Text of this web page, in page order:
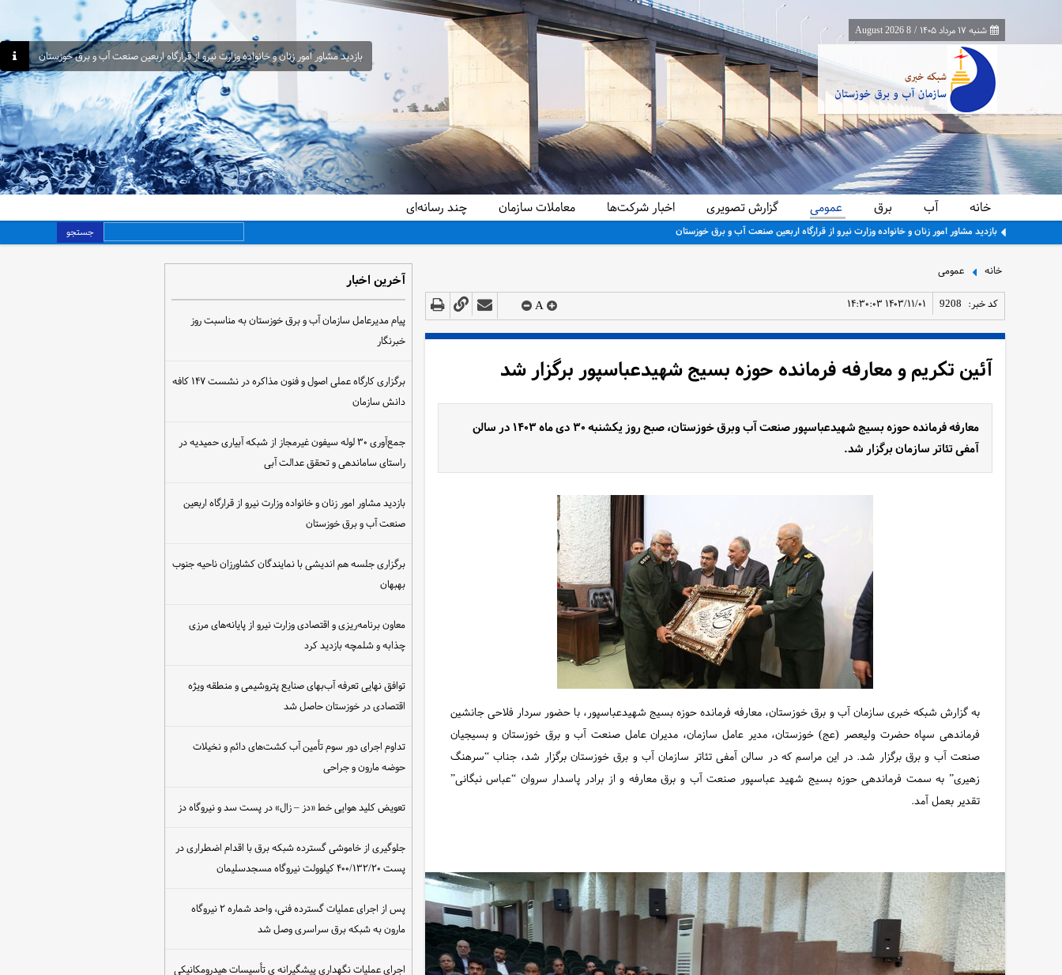
شنبه ۱۷ مرداد ۱۴۰۵ /
8 August 2026
بازدید مشاور امور زنان و خانواده وزارت نیرو از قرارگاه اربعین صنعت آب و برق خوزستان
خانه آب برق عمومی گزارش تصویری اخبار شرکت‌ها معاملات سازمان چند رسانه‌ای
برگزاری جلسه هم اندیشی با نمایندگان کشاورزان ناحیه جنوب بهبهان جستجو
خانه عمومی
کد خبر: 9208 ۱۴۰۳/۱۱/۰۱ ۱۴:۳۰:۰۳ A
آئین تکریم و معارفه فرمانده حوزه بسیج شهیدعباسپور برگزار شد
معارفه فرمانده حوزه بسیج شهیدعباسپور صنعت آب وبرق خوزستان، صبح روز یکشنبه ۳۰ دی ماه ۱۴۰۳ در سالن
آمفی تئاتر سازمان برگزار شد.
به گزارش شبکه خبری سازمان آب و برق خوزستان، معارفه فرمانده حوزه بسیج شهیدعباسپور، با حضور سردار فلاحی جانشین
فرماندهی سپاه حضرت ولیعصر (عج) خوزستان، مدیر عامل سازمان، مدیران عامل صنعت آب و برق خوزستان و بسیجیان
صنعت آب و برق برگزار شد. در این مراسم که در سالن آمفی تئاتر سازمان آب و برق خوزستان برگزار شد، جناب “سرهنگ
زهیری” به سمت فرماندهی حوزه بسیج‌ شهید عباسپور صنعت آب و برق معارفه و از برادر پاسدار سروان “عباس نبگانی”
تقدیر بعمل آمد.
آخرین اخبار
پیام مدیرعامل سازمان آب و برق خوزستان به مناسبت روز
خبرنگار
برگزاری کارگاه عملی اصول و فنون مذاکره در نشست ۱۴۷ کافه
دانش سازمان
جمع‌آوری ۳۰ لوله سیفون غیرمجاز از شبکه آبیاری حمیدیه در
راستای ساماندهی و تحقق عدالت آبی
بازدید مشاور امور زنان و خانواده وزارت نیرو از قرارگاه اربعین
صنعت آب و برق خوزستان
برگزاری جلسه هم اندیشی با نمایندگان کشاورزان ناحیه جنوب
بهبهان
معاون برنامه‌ریزی و اقتصادی وزارت نیرو از پایانه‌های مرزی
چذابه و شلمچه بازدید کرد
توافق نهایی تعرفه آب‌بهای صنایع پتروشیمی و منطقه ویژه
اقتصادی در خوزستان حاصل شد
تداوم اجرای دور سوم تأمین آب کشت‌های دائم و نخیلات
حوضه مارون و جراحی
تعویض کلید هوایی خط «دز – زال» در پست سد و نیروگاه دز
جلوگیری از خاموشی گسترده شبکه برق با اقدام اضطراری در
پست ۴۰۰/۱۳۲/۲۰ کیلوولت نیروگاه مسجدسلیمان
پس از اجرای عملیات گسترده فنی، واحد شماره ۲ نیروگاه
مارون به شبکه برق سراسری وصل شد
اجرای عملیات نگهداری پیشگیرانه ی تأسیسات هیدرومکانیکی